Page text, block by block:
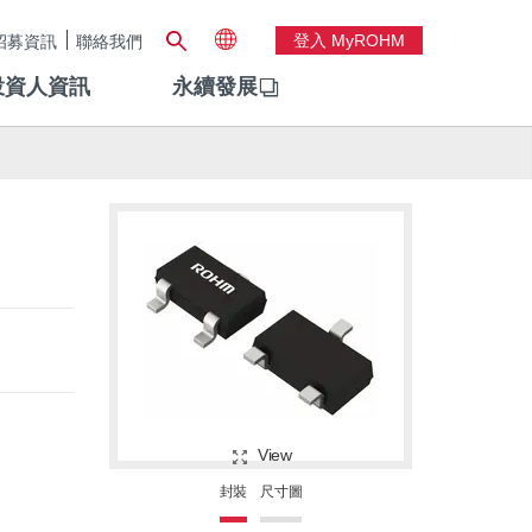
募資訊 聯絡我們 登入 MyROHM
人資訊 永續發展
View
封裝 尺寸圖